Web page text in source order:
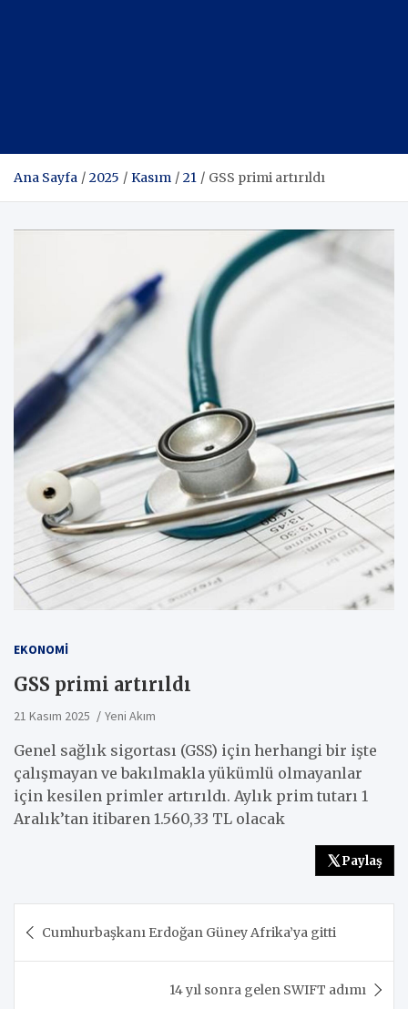
Ana Sayfa 2025 Kasım 21 GSS primi artırıldı
EKONOMI
GSS primi artırıldı
21 Kasım 2025 Yeni Akım
Genel sağlık sigortası (GSS) için herhangi bir işte
çalışmayan ve bakılmakla yükümlü olmayanlar
için kesilen primler artırıldı. Aylık prim tutarı 1
Aralık’tan itibaren 1.560,33 TL olacak
Paylaş
gezinmesi
Cumhurbaşkanı Erdoğan Güney Afrika’ya gitti
14 yıl sonra gelen SWIFT adımı